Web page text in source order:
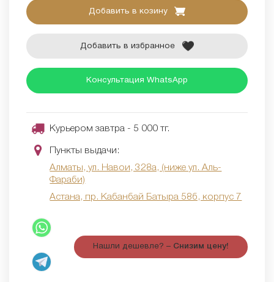
Добавить в козину
Добавить в избранное
Консультация WhatsApp
Курьером завтра - 5 000 тг.
Пункты выдачи:
Алматы, ул. Навои, 328а, (ниже ул. Аль-
Фараби)
Астана, пр. Кабанбай Батыра 58б, корпус 7
Нашли дешевле? – Снизим цену!